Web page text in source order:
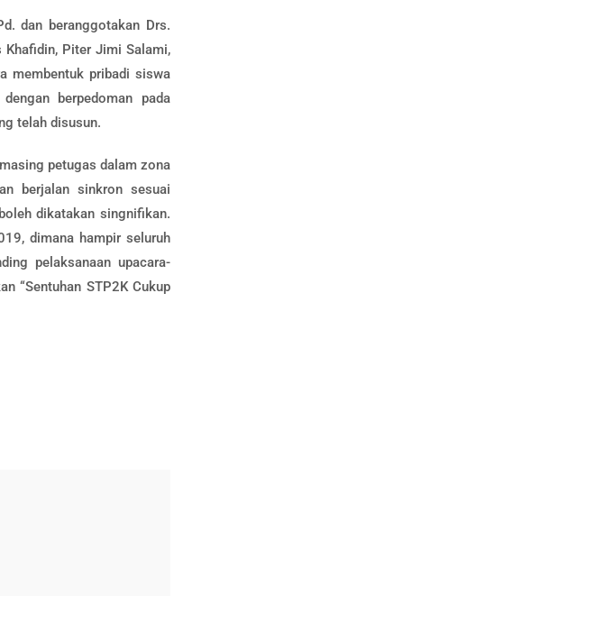
dan beranggotakan Drs.
Khafidin, Piter Jimi Salami,
membentuk pribadi siswa
berpedoman pada
telah disusun.
petugas dalam zona
berjalan sinkron sesuai
dikatakan singnifikan.
dimana hampir seluruh
pelaksanaan upacara-
“Sentuhan STP2K Cukup